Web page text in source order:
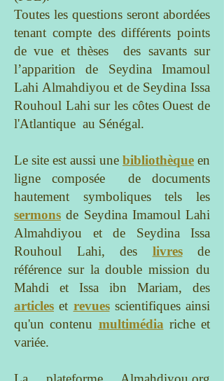
Toutes les questions seront abordées
tenant compte des différents points
de vue et thèses des savants sur
l’apparition de Seydina Imamoul
Lahi Almahdiyou et de Seydina Issa
Rouhoul Lahi sur les côtes Ouest de
l'Atlantique au Sénégal.
Le site est aussi une bibliothèque en
ligne composée de documents
hautement symboliques tels les
sermons de Seydina Imamoul Lahi
Almahdiyou et de Seydina Issa
Rouhoul Lahi, des livresde
référence sur la double mission du
Mahdi et Issa ibn Mariam, des
articles et revuesscientifiques ainsi
qu'un contenu multimédia riche et
variée.